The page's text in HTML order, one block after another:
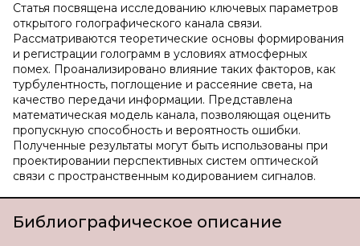
Статья посвящена исследованию ключевых параметров
открытого голографического канала связи.
Рассматриваются теоретические основы формирования
и регистрации голограмм в условиях атмосферных
помех. Проанализировано влияние таких факторов, как
турбулентность, поглощение и рассеяние света, на
качество передачи информации. Представлена
математическая модель канала, позволяющая оценить
пропускную способность и вероятность ошибки.
Полученные результаты могут быть использованы при
проектировании перспективных систем оптической
связи с пространственным кодированием сигналов.
Библиографическое описание